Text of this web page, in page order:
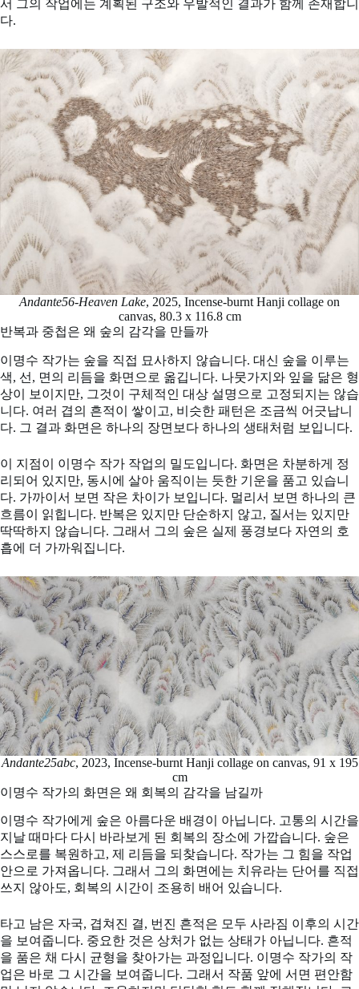
서 그의 작업에는 계획된 구조와 우발적인 결과가 함께 존재합니
다.
Andante56-Heaven Lake, 2025, Incense-burnt Hanji collage on
canvas, 80.3 x 116.8 cm
반복과 중첩은 왜 숲의 감각을 만들까
이명수 작가는 숲을 직접 묘사하지 않습니다. 대신 숲을 이루는
색, 선, 면의 리듬을 화면으로 옮깁니다. 나뭇가지와 잎을 닮은 형
상이 보이지만, 그것이 구체적인 대상 설명으로 고정되지는 않습
니다. 여러 겹의 흔적이 쌓이고, 비슷한 패턴은 조금씩 어긋납니
다. 그 결과 화면은 하나의 장면보다 하나의 생태처럼 보입니다.
이 지점이 이명수 작가 작업의 밀도입니다. 화면은 차분하게 정
리되어 있지만, 동시에 살아 움직이는 듯한 기운을 품고 있습니
다. 가까이서 보면 작은 차이가 보입니다. 멀리서 보면 하나의 큰
흐름이 읽힙니다. 반복은 있지만 단순하지 않고, 질서는 있지만
딱딱하지 않습니다. 그래서 그의 숲은 실제 풍경보다 자연의 호
흡에 더 가까워집니다.
Andante25abc, 2023, Incense-burnt Hanji collage on canvas, 91 x 195
cm
이명수 작가의 화면은 왜 회복의 감각을 남길까
이명수 작가에게 숲은 아름다운 배경이 아닙니다. 고통의 시간을
지날 때마다 다시 바라보게 된 회복의 장소에 가깝습니다. 숲은
스스로를 복원하고, 제 리듬을 되찾습니다. 작가는 그 힘을 작업
안으로 가져옵니다. 그래서 그의 화면에는 치유라는 단어를 직접
쓰지 않아도, 회복의 시간이 조용히 배어 있습니다.
타고 남은 자국, 겹쳐진 결, 번진 흔적은 모두 사라짐 이후의 시간
을 보여줍니다. 중요한 것은 상처가 없는 상태가 아닙니다. 흔적
을 품은 채 다시 균형을 찾아가는 과정입니다. 이명수 작가의 작
업은 바로 그 시간을 보여줍니다. 그래서 작품 앞에 서면 편안함